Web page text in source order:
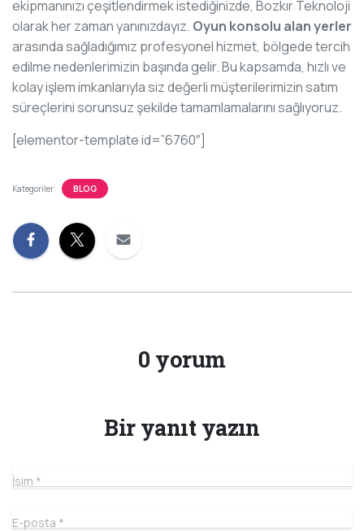
ekipmanınızı çeşitlendirmek istediğinizde, Bozkır Teknoloji
olarak her zaman yanınızdayız. Oyun konsolu alan yerler
arasında sağladığımız profesyonel hizmet, bölgede tercih
edilme nedenlerimizin başında gelir. Bu kapsamda, hızlı ve
kolay işlem imkanlarıyla siz değerli müşterilerimizin satım
süreçlerini sorunsuz şekilde tamamlamalarını sağlıyoruz.
[elementor-template id=”6760″]
Kategoriler: BLOG
0 yorum
Bir yanıt yazın
İsim *
E-posta *